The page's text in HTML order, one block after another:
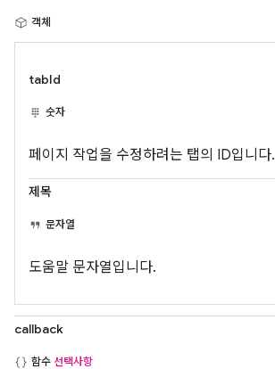
객체
tabId
숫자
페이지 작업을 수정하려는 탭의 ID입니다.
제목
문자열
도움말 문자열입니다.
callback
함수 선택사항